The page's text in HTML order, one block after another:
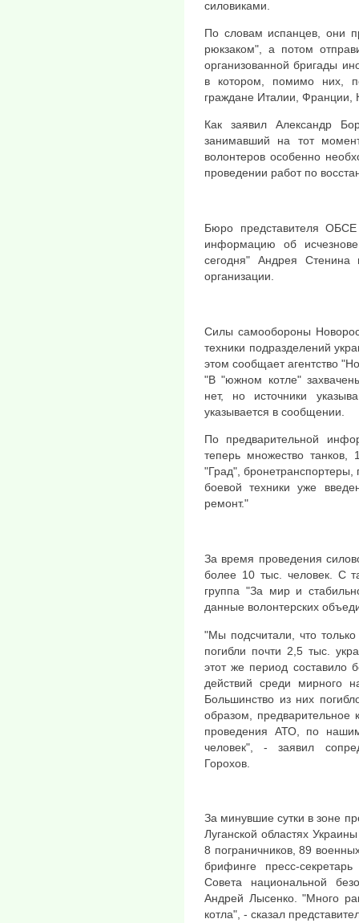
силовиками.
По словам испанцев, они
рюкзаком", а потом
организованной бригады
в котором, помимо них,
граждане Италии,
Как заявил Александр
занимавший на тот
волонтеров особенно
проведении работ по
Бюро представителя
информацию об
сегодня" Андрея
организации.
Силы самообороны
техники подразделений
этом сообщает агентство
"В "южном котле"
нет, но источники
указывается в сообщении.
По предварительной
теперь множество танков,
"Град",
боевой техники уже
ремонт."
За время проведения
более 10 тыс. человек. С
группа "За мир и
данные волонтерских
"Мы подсчитали, что
погибли почти 2,5 тыс.
этот же период составило
действий среди мирного
Большинство из них
образом, предварительное
проведения АТО, по
человек", - заявил
Горохов.
За минувшие сутки в зоне
Луганской областях
8 пограничников, 89
брифинге пресс-
Совета национальной
Андрей Лысенко. "Много
котла", - сказал